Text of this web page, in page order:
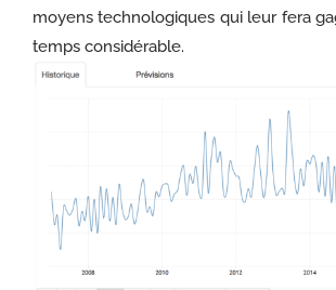
moyens technologiques qui leur fera
temps considérable.